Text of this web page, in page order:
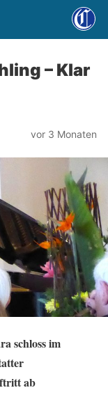
– Klar
vor 3 Monaten
schloss im
ab